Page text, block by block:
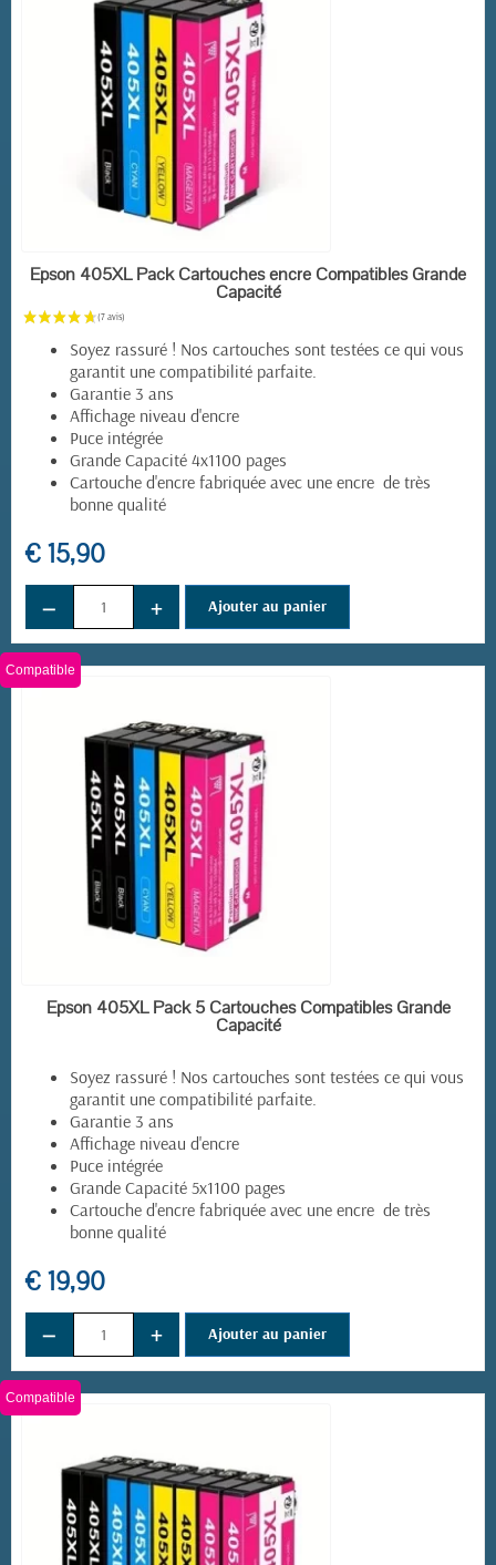
EN STOCK
Epson 405XL Pack Cartouches encre Compatibles Grande
Capacité
Soyez rassuré ! Nos cartouches sont testées ce qui vous
garantit une compatibilité parfaite.
Garantie 3 ans
Affichage niveau d'encre
Puce intégrée
Grande Capacité 4x1100 pages
Cartouche d'encre fabriquée avec une encre de très
bonne qualité
€ 15,90
− + Ajouter au panier
EN STOCK
Compatible
Epson 405XL Pack 5 Cartouches Compatibles Grande
Capacité
Soyez rassuré ! Nos cartouches sont testées ce qui vous
garantit une compatibilité parfaite.
Garantie 3 ans
Affichage niveau d'encre
Puce intégrée
Grande Capacité 5x1100 pages
Cartouche d'encre fabriquée avec une encre de très
bonne qualité
€ 19,90
− + Ajouter au panier
Compatible